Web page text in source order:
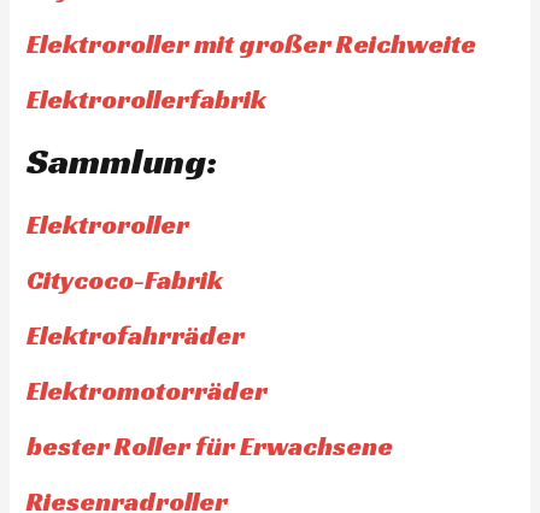
Elektroroller mit großer Reichweite
Elektrorollerfabrik
Sammlung:
Elektroroller
Citycoco-Fabrik
Elektrofahrräder
Elektromotorräder
bester Roller für Erwachsene
Riesenradroller